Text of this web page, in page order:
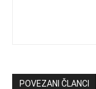
POVEZANI ČLANCI